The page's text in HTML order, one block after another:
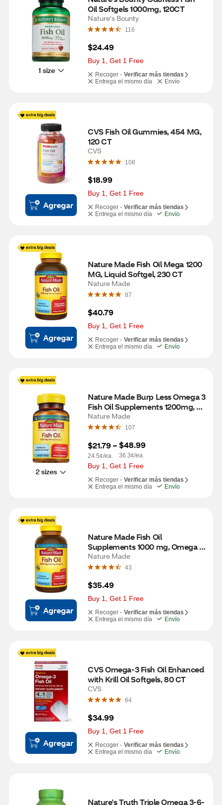
1 size
Oil Softgels 1000mg, 120CT
Nature's Bounty
116
$24.49
Buy 1, Get 1 Free
Recoger - Verificar más tiendas
Entrega el mismo día
Envío
Agregar
CVS Fish Oil Gummies, 454 MG,
120 CT
CVS
108
$18.99
Buy 1, Get 1 Free
Recoger - Verificar más tiendas
Entrega el mismo día
Envío
Agregar
Nature Made Fish Oil Mega 1200
MG, Liquid Softgel, 230 CT
Nature Made
87
$40.79
Buy 1, Get 1 Free
Recoger - Verificar más tiendas
Entrega el mismo día
Envío
2 sizes
Nature Made Burp Less Omega 3
Fish Oil Supplements 1200mg,
Omega 3 Supplement, Softgels,
60 CT
Nature Made
107
$21.79 –
24.5¢/ea.
$48.99
36.3¢/ea.
Buy 1, Get 1 Free
Recoger - Verificar más tiendas
Entrega el mismo día
Envío
Agregar
Nature Made Fish Oil
Supplements 1000 mg, Omega 3
Supplements for Healthy Heart
Support Softgels, 250 CT
Nature Made
43
$35.49
Buy 1, Get 1 Free
Recoger - Verificar más tiendas
Entrega el mismo día
Envío
Agregar
CVS Omega-3 Fish Oil Enhanced
with Krill Oil Softgels, 80 CT
CVS
64
$34.99
Buy 1, Get 1 Free
Recoger - Verificar más tiendas
Entrega el mismo día
Envío
Nature's Truth Triple Omega 3-6-